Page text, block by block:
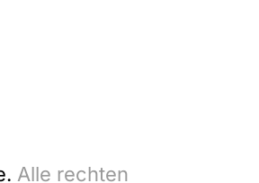
Alle rechten